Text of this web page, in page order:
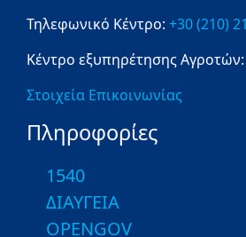
Τηλεφωνικό Κέντρο: +30 (210)
Κέντρο εξυπηρέτησης Αγροτών:
Στοιχεία Επικοινωνίας
Πληροφορίες
1540
ΔΙΑΥΓΕΙΑ
OPENGOV